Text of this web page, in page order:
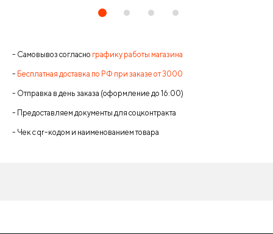
- Самовывоз согласно графику работы магазина
- Бесплатная доставка по РФ при заказе от 3000
- Отправка в день заказа (оформление до 16:00)
- Предоставляем документы для соцконтракта
- Чек с qr-кодом и наименованием товара